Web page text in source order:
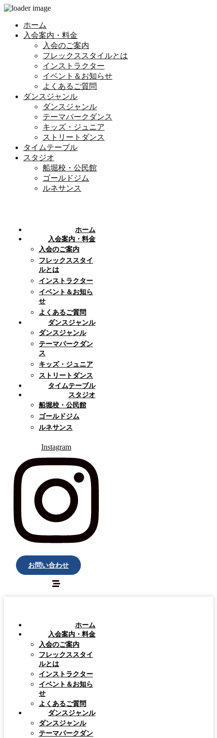
ホーム
入会案内・料金
入会のご案内
フレックススタイルとは
インストラクター
イベント＆お知らせ
よくあるご質問
ダンスジャンル
ダンスジャンル
テーマパークダンス
キッズ・ジュニア
ストリートダンス
タイムテーブル
スタジオ
船堀校・公民館
ゴールドジム
ルネサンス
ホーム
入会案内・料金
入会のご案内
フレックススタイ
ルとは
インストラクター
イベント＆お知ら
せ
よくあるご質問
ダンスジャンル
ダンスジャンル
テーマパークダン
ス
キッズ・ジュニア
ストリートダンス
タイムテーブル
スタジオ
船堀校・公民館
ゴールドジム
ルネサンス
Instagram
お問い合わせ
ホーム
入会案内・料金
入会のご案内
フレックススタイ
ルとは
インストラクター
イベント＆お知ら
せ
よくあるご質問
ダンスジャンル
ダンスジャンル
テーマパークダン